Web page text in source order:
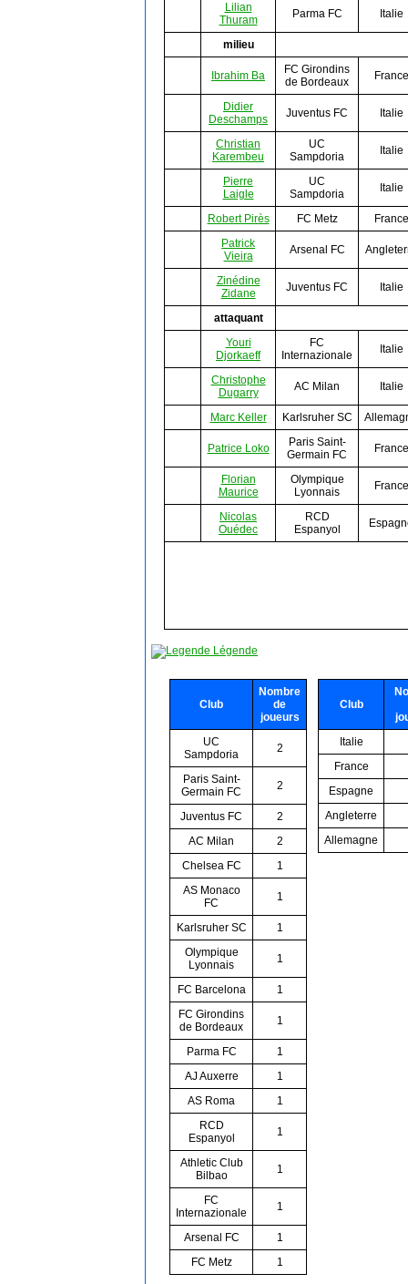
Lilian
Thuram
Parma FC Italie
milieu
Ibrahim Ba
FC Girondins
de Bordeaux
France
Didier
Deschamps
Juventus FC Italie
Christian
Karembeu
UC
Sampdoria
Italie
Pierre
Laigle
UC
Sampdoria
Italie
Robert Pirès FC Metz
France
Patrick
Vieira
Arsenal FC
Zinédine
Zidane
Juventus FC Italie
attaquant
Youri
Djorkaeff
FC
Internazionale
Italie
Christophe
Dugarry
AC Milan Italie
Marc Keller Karlsruher SC
Patrice Loko
Paris Saint-
Germain FC
France
Florian
Maurice
Olympique
Lyonnais
France
Nicolas
Ouédec
RCD
Espanyol
Légende
Club
Nombre
de
joueurs
UC
Sampdoria
2
Paris Saint-
Germain FC
2
Juventus FC
2
AC Milan
2
Chelsea FC
1
AS Monaco
FC
1
Karlsruher SC
1
Olympique
Lyonnais
1
FC Barcelona
1
FC Girondins
de Bordeaux
1
Parma FC
1
AJ Auxerre
1
AS Roma
1
RCD
Espanyol
1
Athletic Club
Bilbao
1
FC
Internazionale
1
Arsenal FC
1
FC Metz
1
Club
Italie
France
Espagne
Angleterre
Allemagne